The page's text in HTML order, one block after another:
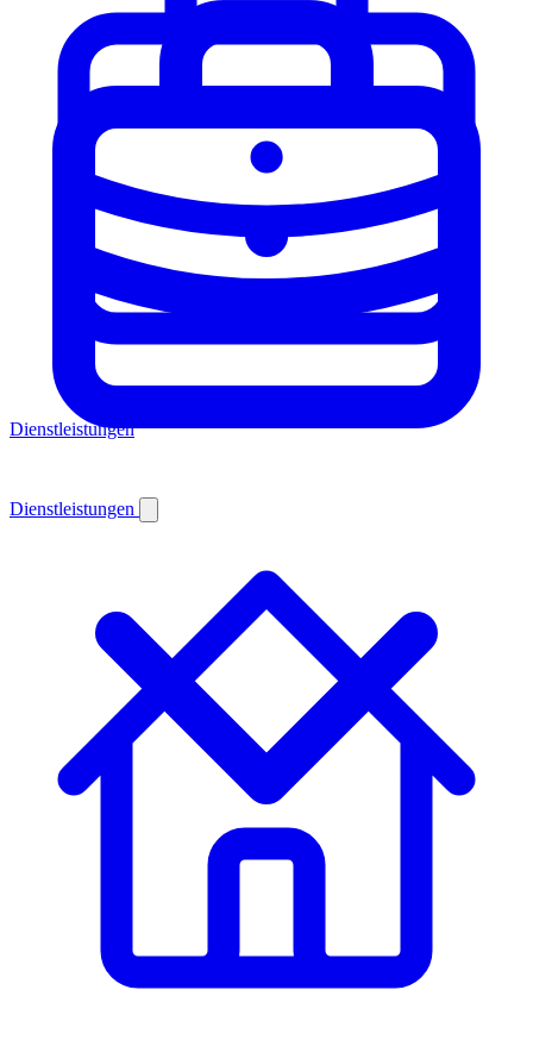
Dienstleistungen
Dienstleistungen